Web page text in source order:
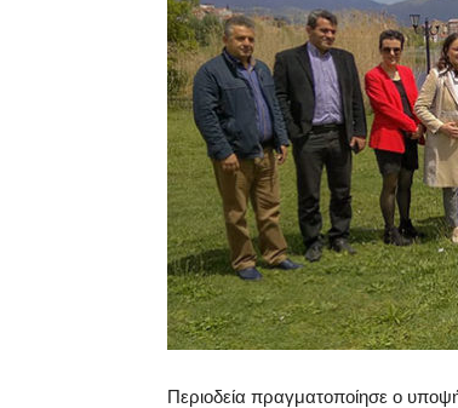
Περιοδεία πραγματοποίησε ο